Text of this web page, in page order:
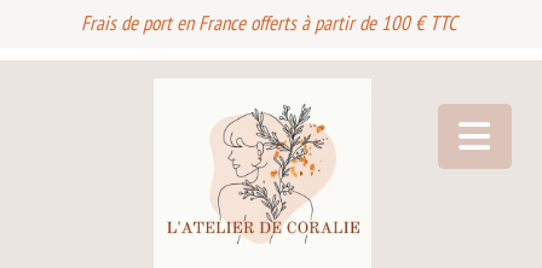
Frais de port en France offerts à partir de 100 € TTC